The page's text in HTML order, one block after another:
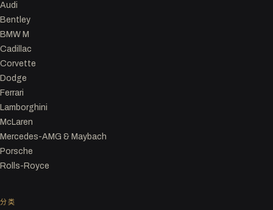
Audi
Bentley
BMW M
Cadillac
Corvette
Dodge
Ferrari
Lamborghini
McLaren
Mercedes-AMG & Maybach
Porsche
Rolls-Royce
分类